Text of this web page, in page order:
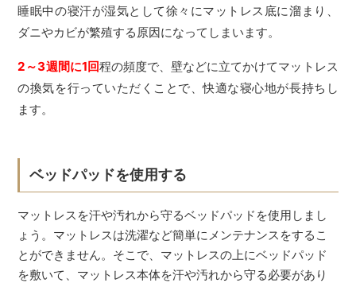
睡眠中の寝汗が湿気として徐々にマットレス底に溜まり、
ダニやカビが繁殖する原因になってしまいます。
2～3週間に1回程の頻度で、壁などに立てかけてマットレス
の換気を行っていただくことで、快適な寝心地が長持ちし
ます。
ベッドパッドを使用する
マットレスを汗や汚れから守るベッドパッドを使用しまし
ょう。マットレスは洗濯など簡単にメンテナンスをするこ
とができません。そこで、マットレスの上にベッドパッド
を敷いて、マットレス本体を汗や汚れから守る必要があり